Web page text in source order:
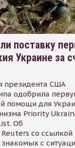
поставку
Украине за
президента США
одобрила
помощи для
Priority
Об
со ссылкой
с